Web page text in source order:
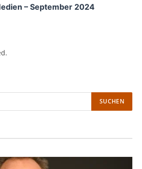
– September 2024